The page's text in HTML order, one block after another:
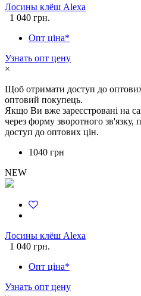
Лосины клёш Alexa
1 040 грн.
Опт ціна*
Узнать опт цену
×
Щоб отримати доступ до оптових
оптовий покупець.
Якщо Ви вже зареєстровані на
через форму зворотного
доступ до оптових цін.
1040 грн
NEW
Лосины клёш Alexa
1 040 грн.
Опт ціна*
Узнать опт цену